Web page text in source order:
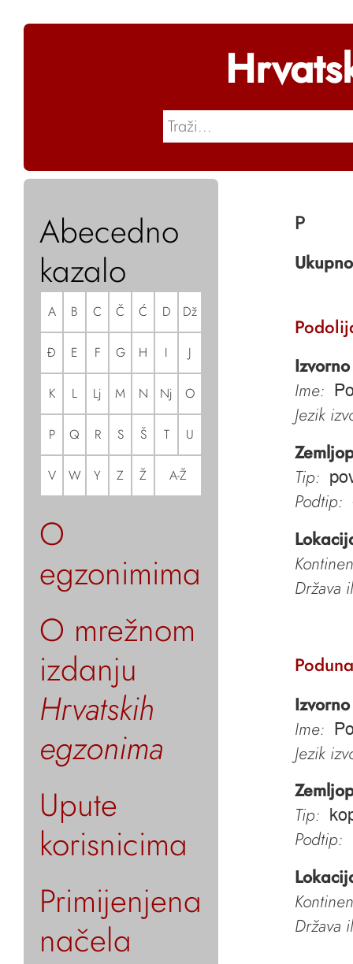
Abecedno
kazalo
A B C Č Ć D Dž
Đ E F G H I J
K L Lj M N Nj O
P Q R S Š T U
V W Y Z Ž A-Ž
O
egzonimima
O mrežnom
izdanju
Hrvatskih
egzonima
Upute
korisnicima
Primijenjena
načela
P
Ime:
Jezik
Tip:
Podtip:
Država
Ime:
Jezik
Tip:
Podtip:
Država